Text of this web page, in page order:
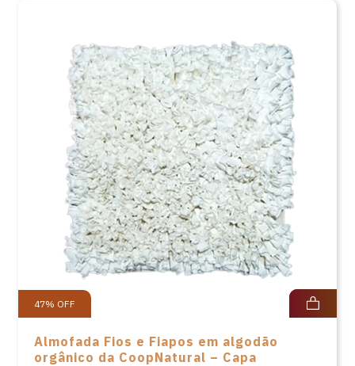
47% OFF
Almofada Fios e Fiapos em algodão
orgânico da CoopNatural – Capa